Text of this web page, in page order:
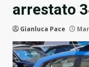
arrestato
Gianluca Pace